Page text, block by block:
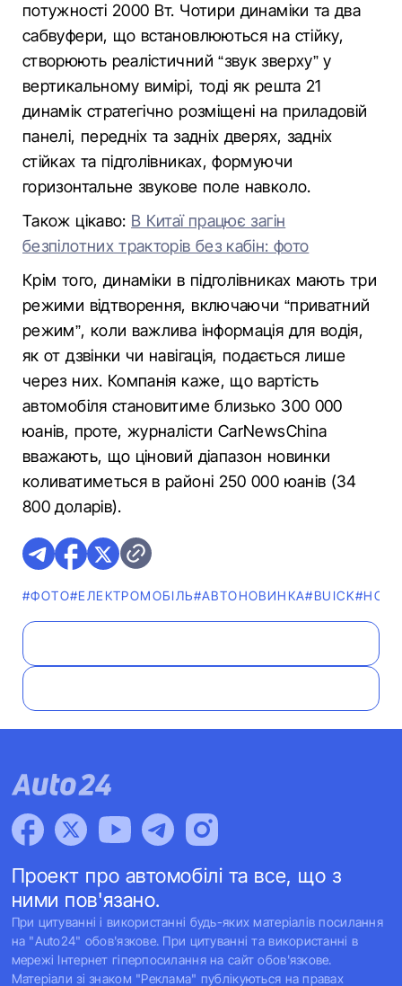
потужності 2000 Вт. Чотири динаміки та два
сабвуфери, що встановлюються на стійку,
створюють реалістичний “звук зверху” у
вертикальному вимірі, тоді як решта 21
динамік стратегічно розміщені на приладовій
панелі, передніх та задніх дверях, задніх
стійках та підголівниках, формуючи
горизонтальне звукове поле навколо.
Також цікаво: В Китаї працює загін
безпілотних тракторів без кабін: фото
Крім того, динаміки в підголівниках мають три
режими відтворення, включаючи “приватний
режим”, коли важлива інформація для водія,
як от дзвінки чи навігація, подається лише
через них. Компанія каже, що вартість
автомобіля становитиме близько 300 000
юанів, проте, журналісти CarNewsChina
вважають, що ціновий діапазон новинки
коливатиметься в районі 250 000 юанів (34
800 доларів).
#ФОТО#ЕЛЕКТРОМОБІЛЬ#АВТОНОВИНКА#BUICK
Проект про автомобілі та все, що з
ними пов'язано.
При цитуванні і використанні будь-яких матеріалів посилання
на "Auto24" обов'язкове. При цитуванні та використанні в
мережі Інтернет гіперпосилання на сайт обов'язкове.
Матеріали зі знаком "Реклама" публікуються на правах